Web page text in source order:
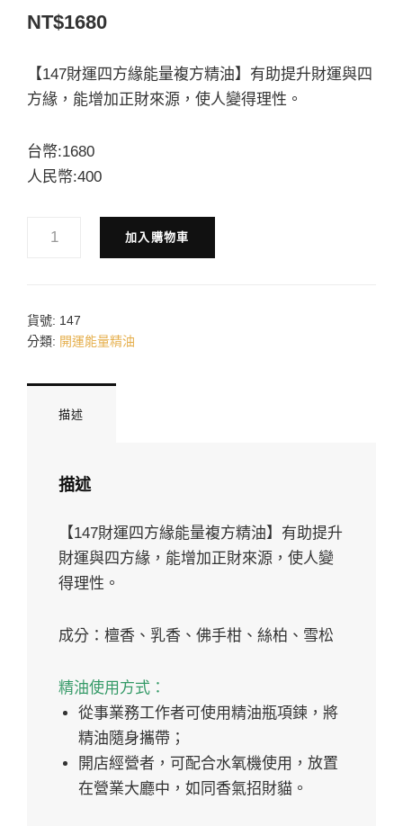
NT$1680
【147財運四方緣能量複方精油】有助提升財運與四
方緣，能增加正財來源，使人變得理性。
台幣:1680
人民幣:400
緣
能
加入購物車
貨號: 147
分類: 開運能量精油
描述
描述
【147財運四方緣能量複方精油】有助提升
財運與四方緣，能增加正財來源，使人變
得理性。
成分：檀香、乳香、佛手柑、絲柏、雪松
精油使用方式：
從事業務工作者可使用精油瓶項鍊，將
精油隨身攜帶；
開店經營者，可配合水氧機使用，放置
在營業大廳中，如同香氣招財貓。